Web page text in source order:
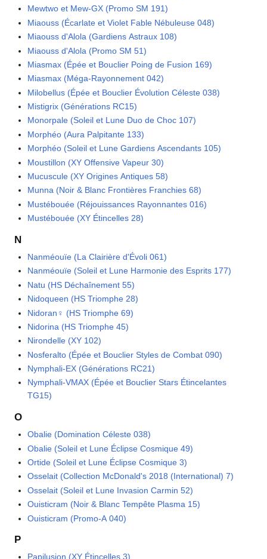
Mewtwo et Mew-GX (Promo SM 191)
Miaouss (Écarlate et Violet Fable Nébuleuse 048)
Miaouss d'Alola (Gardiens Astraux 108)
Miaouss d'Alola (Promo SM 51)
Miasmax (Épée et Bouclier Poing de Fusion 169)
Miasmax (Méga-Rayonnement 042)
Milobellus (Épée et Bouclier Évolution Céleste 038)
Mistigrix (Générations RC15)
Monorpale (Soleil et Lune Duo de Choc 107)
Morphéo (Aura Palpitante 133)
Morphéo (Soleil et Lune Gardiens Ascendants 105)
Moustillon (XY Offensive Vapeur 30)
Mucuscule (XY Origines Antiques 58)
Munna (Noir & Blanc Frontières Franchies 68)
Mustébouée (Réjouissances Rayonnantes 016)
Mustébouée (XY Étincelles 28)
N
Nanméouïe (La Clairière d'Évoli 061)
Nanméouïe (Soleil et Lune Harmonie des Esprits 177)
Natu (HS Déchaînement 55)
Nidoqueen (HS Triomphe 28)
Nidoran♀ (HS Triomphe 69)
Nidorina (HS Triomphe 45)
Nirondelle (XY 102)
Nosferalto (Épée et Bouclier Styles de Combat 090)
Nymphali-EX (Générations RC21)
Nymphali-VMAX (Épée et Bouclier Stars Étincelantes
TG15)
O
Obalie (Domination Céleste 038)
Obalie (Soleil et Lune Éclipse Cosmique 49)
Ortide (Soleil et Lune Éclipse Cosmique 3)
Osselait (Collection McDonald's 2018 (International) 7)
Osselait (Soleil et Lune Invasion Carmin 52)
Ouisticram (Noir & Blanc Tempête Plasma 15)
Ouisticram (Promo-A 040)
P
Papilusion (XY Étincelles 3)